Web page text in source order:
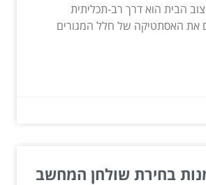
הבית הוא דרך רב-תכליתית
את האסתטיקה של חלל המגורים
בחירת שולחן המחשב